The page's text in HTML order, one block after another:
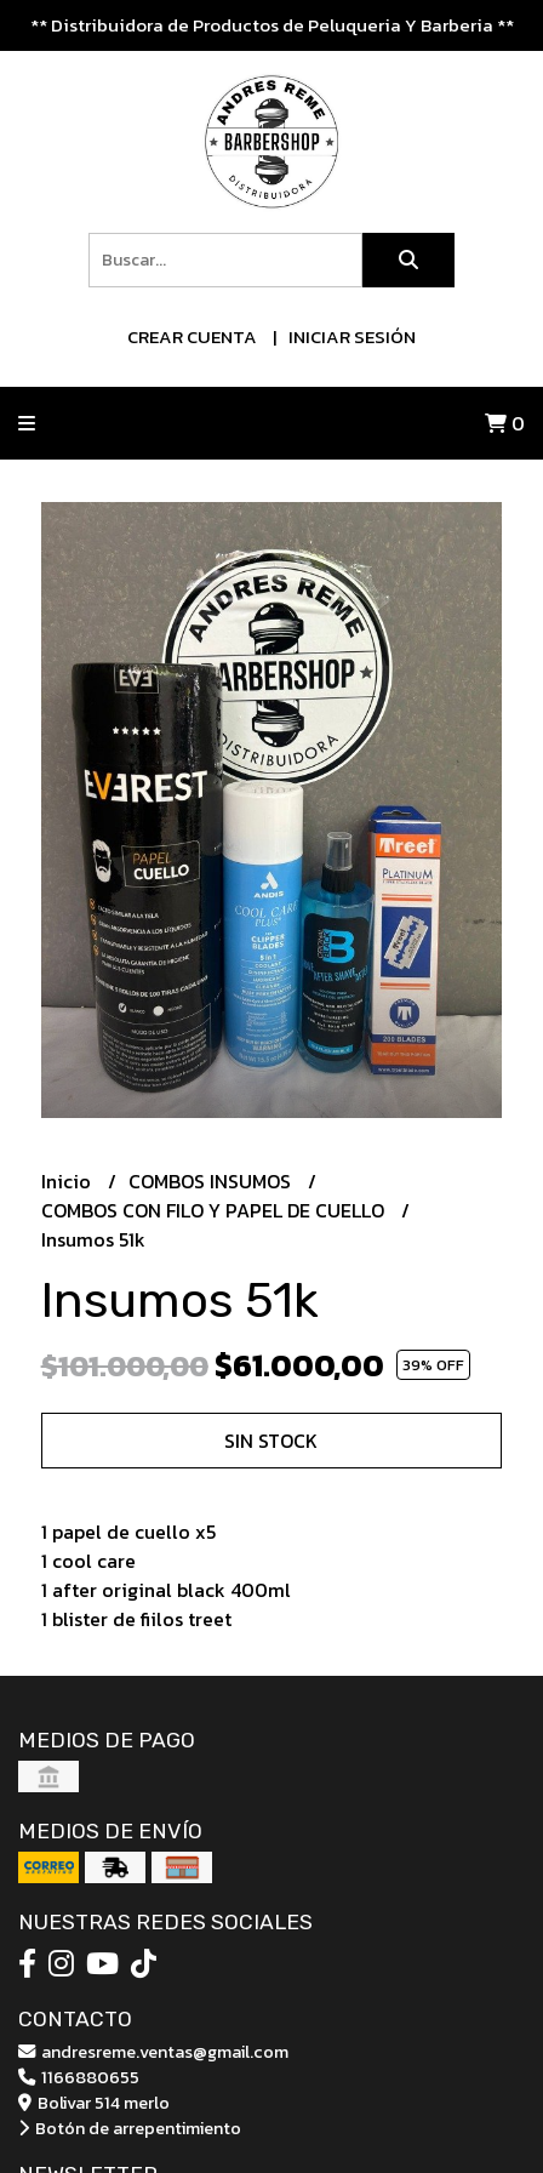
** Distribuidora de Productos de Peluqueria Y Barberia **
CREAR CUENTA INICIAR SESIÓN
0
Inicio
COMBOS INSUMOS
COMBOS CON FILO Y PAPEL DE CUELLO
Insumos 51k
Insumos 51k
$101.000,00$61.000,00 39% OFF
SIN STOCK
1 papel de cuello x5
1 cool care
1 after original black 400ml
1 blister de fiilos treet
MEDIOS DE PAGO
MEDIOS DE ENVÍO
NUESTRAS REDES SOCIALES
CONTACTO
andresreme.ventas@gmail.com
1166880655
Bolivar 514 merlo
Botón de arrepentimiento